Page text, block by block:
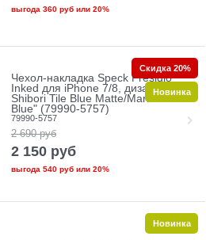
выгода 360 рубили 20%
Чехол-накладка Speck Presidio
Inked для iPhone 7/8, дизайн
Shibori Tile Blue Matte/Marine
Blue" (79990-5757)
79990-5757
2 690 руб
2 150 руб
выгода 540 рубили 20%
Скидка 20%
Новинка
Новинка